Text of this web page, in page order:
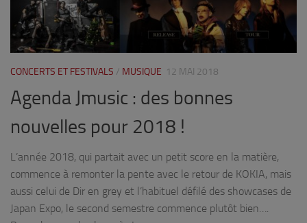
CONCERTS ET FESTIVALS / MUSIQUE 12 MAI 2018
Agenda Jmusic : des bonnes
nouvelles pour 2018 !
L’année 2018, qui partait avec un petit score en la matière,
commence à remonter la pente avec le retour de KOKIA, mais
aussi celui de Dir en grey et l’habituel défilé des showcases de
Japan Expo, le second semestre commence plutôt bien….